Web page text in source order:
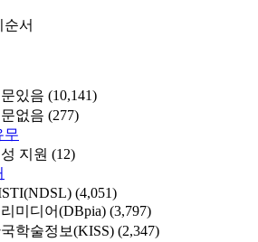
서
있음 (10,141)
없음 (277)
무
지원 (12)
(4,051)
미디어(DBpia) (3,797)
학술정보(KISS) (2,347)